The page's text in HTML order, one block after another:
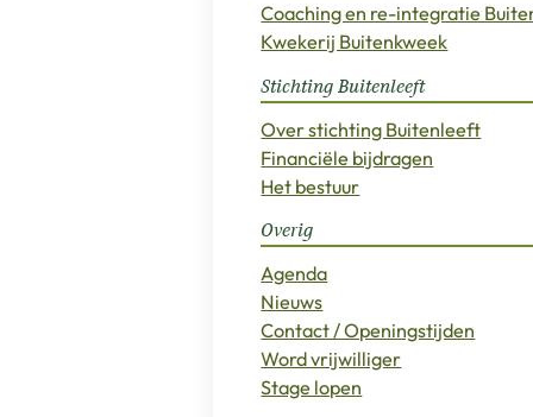
Coaching en re-integratie
Kwekerij Buitenkweek
Stichting Buitenleeft
Over stichting Buitenleeft
Financiële bijdragen
Het bestuur
Overig
Agenda
Nieuws
Contact / Openingstijden
Word vrijwilliger
Stage lopen